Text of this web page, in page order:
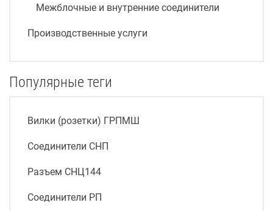
Межблочные и внутренние соединители
Производственные услуги
Популярные теги
Вилки (розетки) ГРПМШ
Соединители СНП
Разъем СНЦ144
Соединители РП